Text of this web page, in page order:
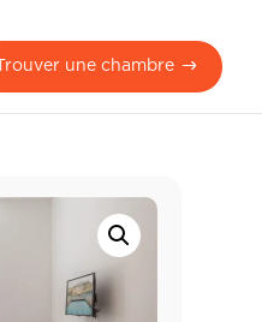
Trouver une chambre